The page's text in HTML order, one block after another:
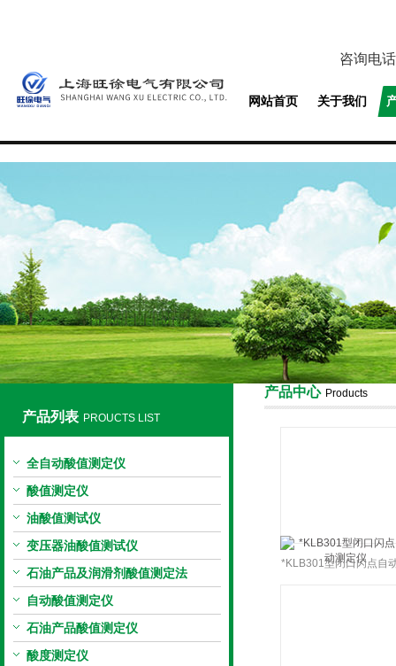
上海旺徐电气有限公司
咨询电
网站首页 关于我们
产品列表 PROUCTS LIST
全自动酸值测定仪
酸值测定仪
油酸值测试仪
变压器油酸值测试仪
石油产品及润滑剂酸值测定法
自动酸值测定仪
石油产品酸值测定仪
酸度测定仪
产品中心 Products
*KLB301型闭口闪点自